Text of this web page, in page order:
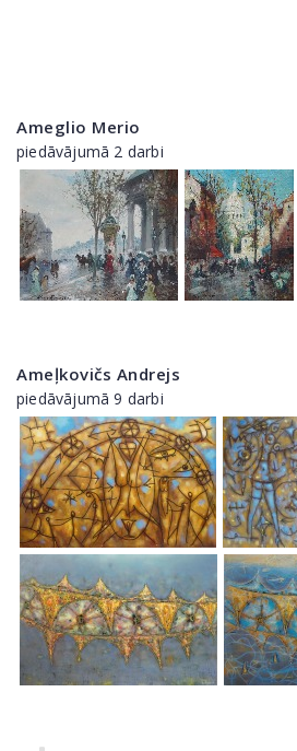
Ameglio Merio
piedāvājumā 2 darbi
Ameļkovičs Andrejs
piedāvājumā 9 darbi